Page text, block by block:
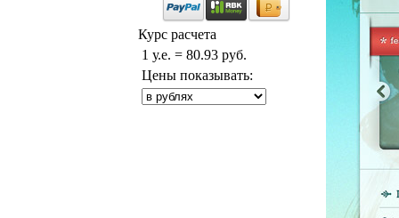
Курс расчета
1 у.е. = 80.93 руб.
Цены показывать: